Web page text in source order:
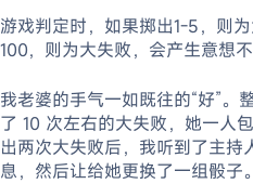
游戏判定时，如果掷出1-5，则
100，则为大失败，会产生意想不
我老婆的手气一如既往的“好”。
了 10 次左右的大失败，她一人
出两次大失败后，我听到了主持
息，然后让给她更换了一组骰子